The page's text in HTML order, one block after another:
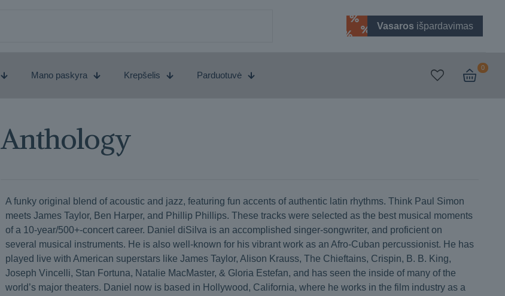
Vasaros išpardavimas
Mano paskyra Krepšelis Parduotuvė
0
Anthology
A funky original blend of acoustic and jazz, featuring fun accents of authentic latin rhythms. Think Paul Simon
meets James Taylor, Ben Harper, and Phillip Phillips. These tracks were selected as the best musical moments
of a 10-year/500+-concert career. Daniel diSilva is an accomplished singer-songwriter, and proficient on
several musical instruments. He is also well-known for his vibrant work as an Afro-Cuban percussionist. He has
played live with American superstars like James Taylor, Alison Krauss, The Chieftains, Crispin, B. B. King,
Joseph Vincelli, Stan Fortuna, Natalie MacMaster, & Gloria Estefan, and has seen the inside of many of the
world’s major theaters. Daniel now is based in Hollywood, California, where he works in the film industry as a